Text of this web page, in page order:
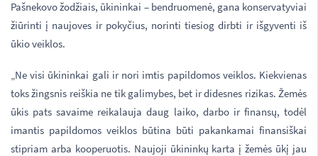
Pašnekovo žodžiais, ūkininkai – bendruomenė, gana konservatyviai
žiūrinti į naujoves ir pokyčius, norinti tiesiog dirbti ir išgyventi iš
ūkio veiklos.
„Ne visi ūkininkai gali ir nori imtis papildomos veiklos. Kiekvienas
toks žingsnis reiškia ne tik galimybes, bet ir didesnes rizikas. Žemės
ūkis pats savaime reikalauja daug laiko, darbo ir finansų, todėl
imantis papildomos veiklos būtina būti pakankamai finansiškai
stipriam arba kooperuotis. Naujoji ūkininkų karta į žemės ūkį jau